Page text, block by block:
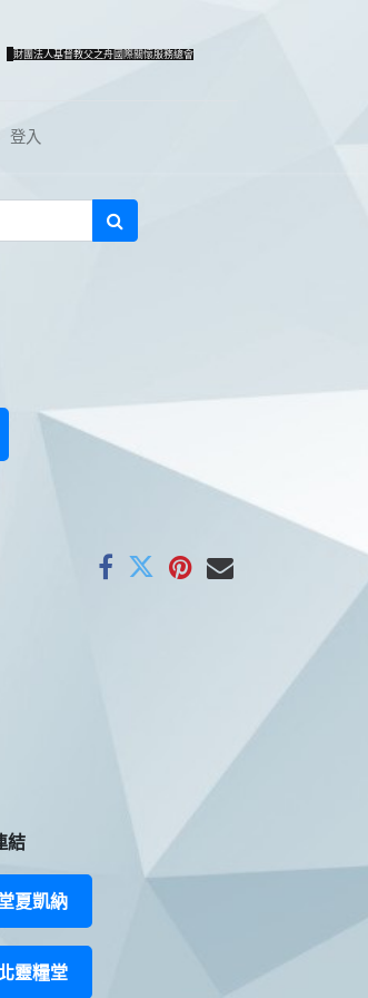
財團法人基督教父之舟國際關懷服務總會
登入
結
夏凱納
靈糧堂